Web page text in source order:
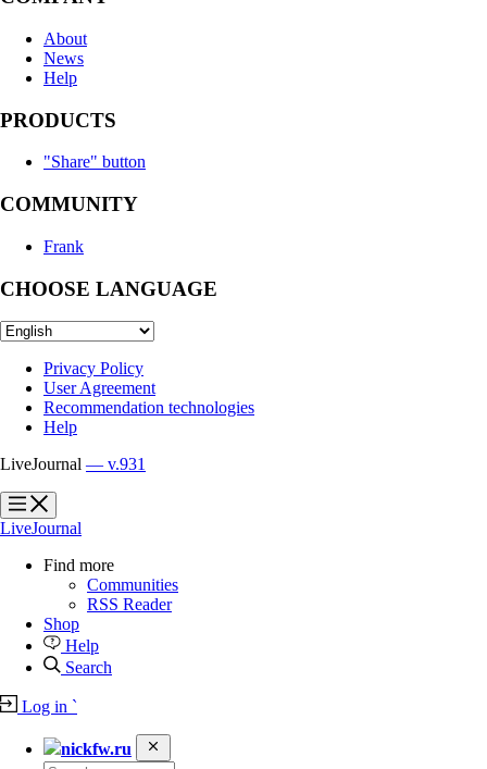
About
News
Help
PRODUCTS
"Share" button
COMMUNITY
Frank
CHOOSE LANGUAGE
Privacy Policy
User Agreement
Recommendation technologies
Help
LiveJournal — v.931
?
?
LiveJournal
Find more
Communities
RSS Reader
Shop
Help
Search
Log in `
nickfw.ru